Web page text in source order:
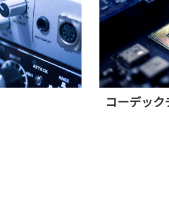
コーデッ